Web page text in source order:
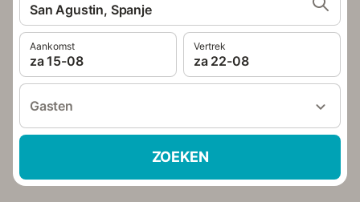
San Agustin, Spanje
Aankomst
za 15-08
Vertrek
za 22-08
Gasten
ZOEKEN